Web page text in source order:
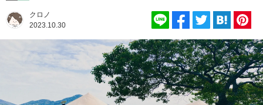
クロノ
2023.10.30